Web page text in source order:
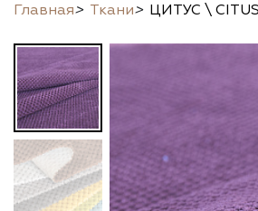
Главная> Ткани> ЦИТУС \